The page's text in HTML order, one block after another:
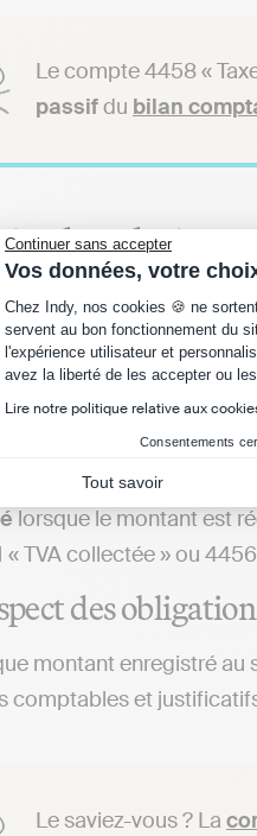
Continuer sans accepter
Vos données, votre
Plateforme de Gestion
Chez Indy, nos cookies 🍪 ne
servent au bon fonctionnement du
l'expérience utilisateur et
avez la liberté de les accepter ou
Lire notre politique relative aux
Consentements
Tout savoir
Axeptio
Le compte 4458 «
passifdu bilan
du compte 4458 est
comptables
lorsqu’un montant doit
lorsque le montant est
« TVA collectée » ou
des
montant enregistré
comptables et
Le saviez-vous ? La